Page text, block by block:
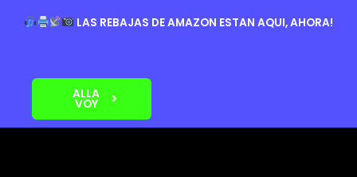
LAS REBAJAS DE AMAZON ESTAN AQUI, AHORA!
ALLA
VOY